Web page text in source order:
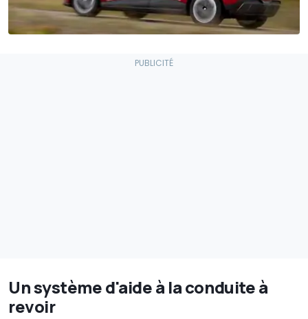
Un système d'aide à la conduite à
revoir